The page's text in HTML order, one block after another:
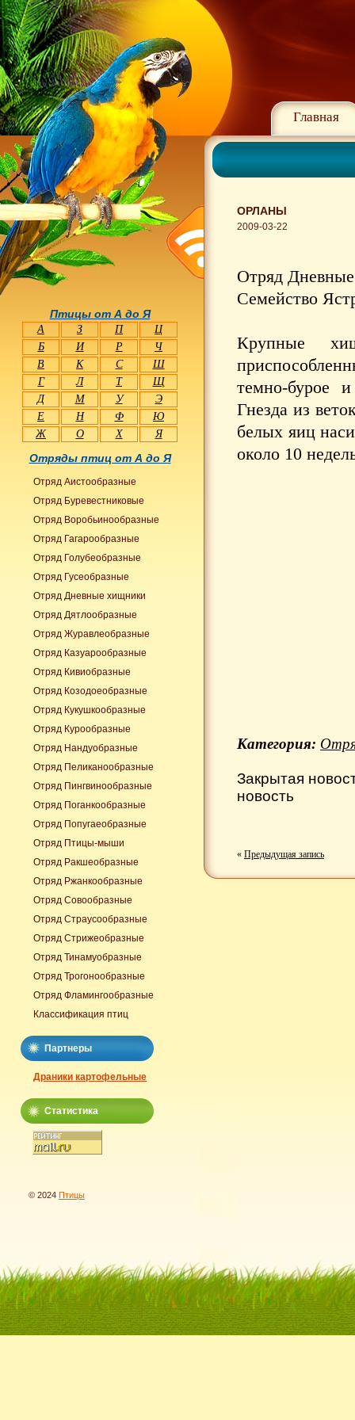
Главная
ОРЛАНЫ
2009-03-22
Отряд
Семейство
Крупные
темно-бурое
Гнезда из
белых яиц
около 10
Категория:
Закрытая
новость
« Предыдущая запись
Птицы от А до Я
А З П
Ц
Б
И Р
Ч
В
К С
Ш
Г
Л Т
Щ
Д
М У
Э
Е
Н Ф
Ю
Ж
О Х Я
Отряды птиц от А до Я
Отряд Аистообразные
Отряд Буревестниковые
Отряд Воробьинообразные
Отряд Гагарообразные
Отряд Голубеобразные
Отряд Гусеобразные
Отряд Дневные хищники
Отряд Дятлообразные
Отряд Журавлеобразные
Отряд Казуарообразные
Отряд Кивиобразные
Отряд Козодоеобразные
Отряд Кукушкообразные
Отряд Курообразные
Отряд Нандуобразные
Отряд Пеликанообразные
Отряд Пингвинообразные
Отряд Поганкообразные
Отряд Попугаеобразные
Отряд Птицы-мыши
Отряд Ракшеобразные
Отряд Ржанкообразные
Отряд Совообразные
Отряд Страусообразные
Отряд Стрижеобразные
Отряд Тинамуобразные
Отряд Трогонообразные
Отряд Фламингообразные
Классификация птиц
Партнеры
Драники картофельные
Статистика
© 2024 Птицы